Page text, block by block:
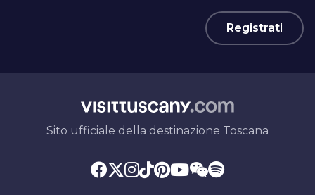
Registrati
Sito ufficiale della destinazione Toscana